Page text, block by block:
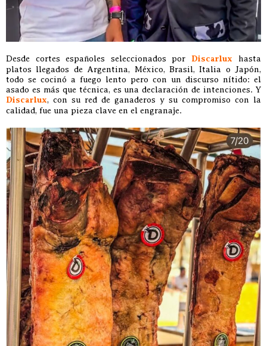
Desde cortes españoles seleccionados por Discarlux hasta
platos llegados de Argentina, México, Brasil, Italia o Japón,
todo se cocinó a fuego lento pero con un discurso nítido: el
asado es más que técnica, es una declaración de intenciones. Y
Discarlux, con su red de ganaderos y su compromiso con la
calidad, fue una pieza clave en el engranaje.